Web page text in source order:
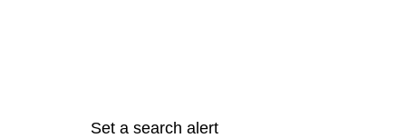
Set a search alert